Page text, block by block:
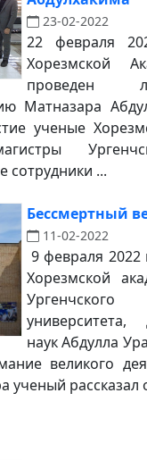
23-02-2022
22 февраля
Хорезмской
проведен
Матназара
ученые
сотрудники ...
Бессмертный
11-02-2022
9 февраля 2022
Хорезмской
университета,
наук Абдулла
великого
ученый рассказал